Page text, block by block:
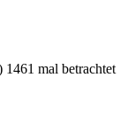
mal betrachtet